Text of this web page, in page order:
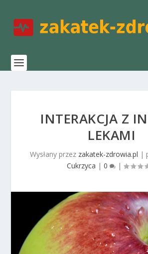
INTERAKCJA Z
LEKAMI
Wysłany przez zakatek-zdrowia.pl |
Cukrzyca | 0 |